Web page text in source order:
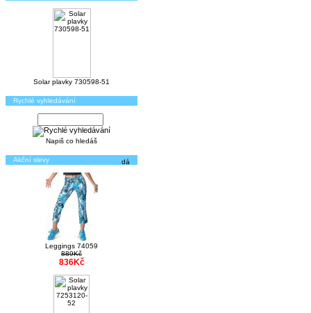
Solar plavky 730598-51
Rychlé vyhledávání
Napiš co hledáš
Akční slevy
Leggings 74059
889Kč
836Kč